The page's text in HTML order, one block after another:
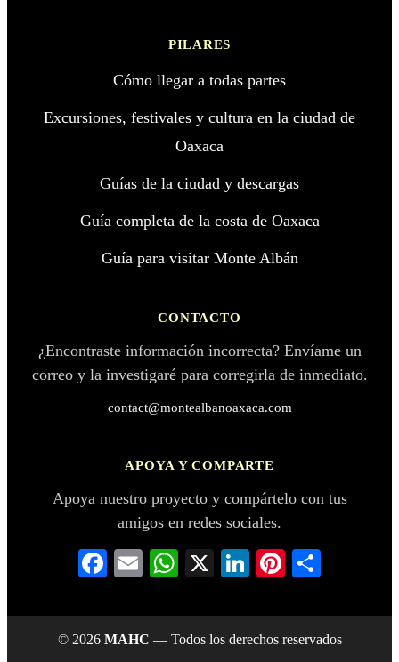
PILARES
Cómo llegar a todas partes
Excursiones, festivales y cultura en la ciudad de
Oaxaca
Guías de la ciudad y descargas
Guía completa de la costa de Oaxaca
Guía para visitar Monte Albán
CONTACTO
¿Encontraste información incorrecta? Envíame un
correo y la investigaré para corregirla de inmediato.
contact@montealbanoaxaca.com
APOYA Y COMPARTE
Apoya nuestro proyecto y compártelo con tus
amigos en redes sociales.
Facebook
EmailWhatsApp
X LinkedIn
Pinterest
© 2026 MAHC — Todos los derechos reservados